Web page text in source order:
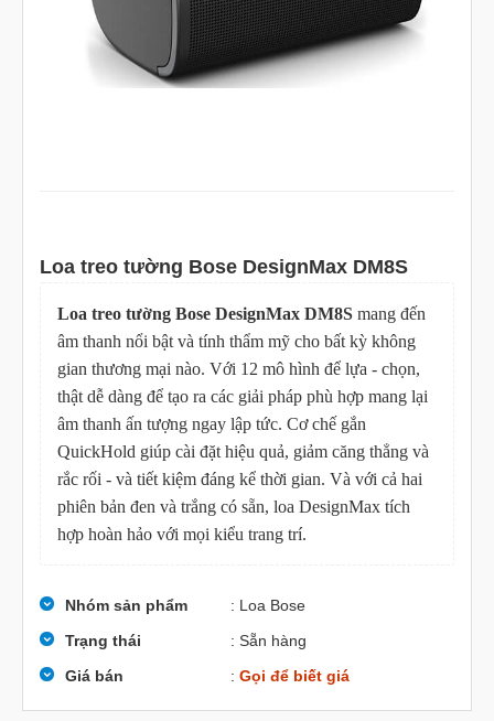
Loa treo tường Bose DesignMax DM8S
Loa treo tường Bose DesignMax DM8S mang đến
âm thanh nổi bật và tính thẩm mỹ cho bất kỳ không
gian thương mại nào. Với 12 mô hình để lựa - chọn,
thật dễ dàng để tạo ra các giải pháp phù hợp mang lại
âm thanh ấn tượng ngay lập tức. Cơ chế gắn
QuickHold giúp cài đặt hiệu quả, giảm căng thẳng và
rắc rối - và tiết kiệm đáng kể thời gian. Và với cả hai
phiên bản đen và trắng có sẵn, loa DesignMax tích
hợp hoàn hảo với mọi kiểu trang trí.
Nhóm sản phẩm
: Loa Bose
Trạng thái
: Sẵn hàng
Giá bán
: Gọi để biết giá